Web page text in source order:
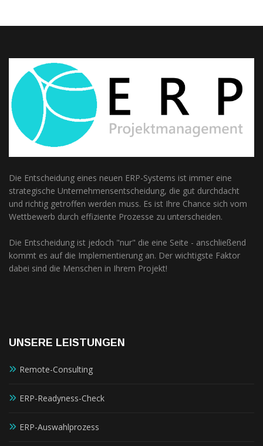
Die Entscheidung eines neuen ERP-Systems ist immer eine
strategische Unternehmensentscheidung, die gut durchdacht
und richtig getroffen werden muss. Es ist Ihre Chance sich vom
Wettbewerb durch effiziente Prozesse zu unterscheiden.
Die Entscheidung ist jedoch "nur" die eine Seite - anschließend
kommt es auf die Implementierung an. Der wichtigste Faktor
dabei sind die Menschen in Ihrem Projekt!
UNSERE LEISTUNGEN
Remote-Consulting
ERP-Readyness-Check
ERP-Auswahlprozess